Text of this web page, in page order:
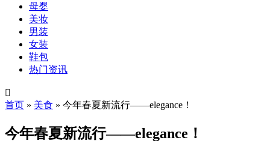
母婴
美妆
男装
女装
鞋包
热门资讯

首页 » 美食 » 今年春夏新流行——elegance！
今年春夏新流行——elegance！